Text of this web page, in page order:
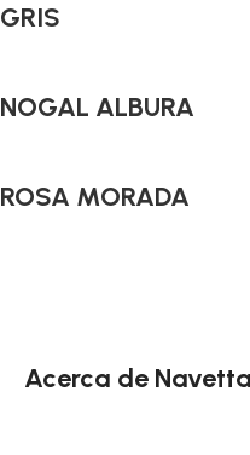
GRIS
NOGAL ALBURA
ROSA MORADA
Acerca de Navetta